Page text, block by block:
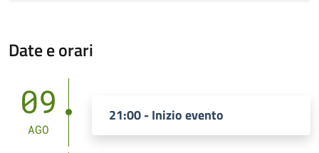
Date e orari
09
AGO
21:00 - Inizio evento